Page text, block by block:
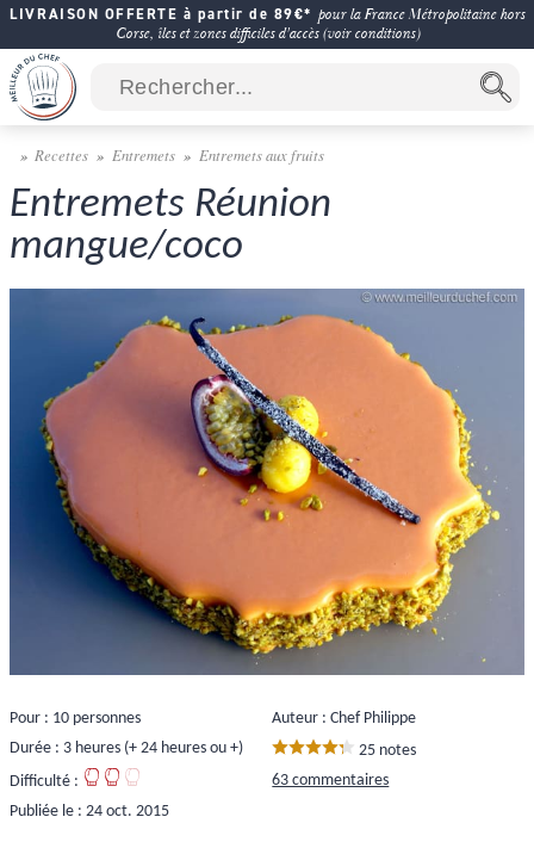
LIVRAISON OFFERTE à partir de 89€* pour la France Métropolitaine hors
Corse, îles et zones difficiles d'accès (voir conditions)
Recettes Entremets Entremets aux fruits
Entremets Réunion
mangue/coco
Pour : 10 personnes
Durée : 3 heures (+ 24 heures ou +)
Difficulté :
Publiée le : 24 oct. 2015
Auteur : Chef Philippe
25 notes
63 commentaires